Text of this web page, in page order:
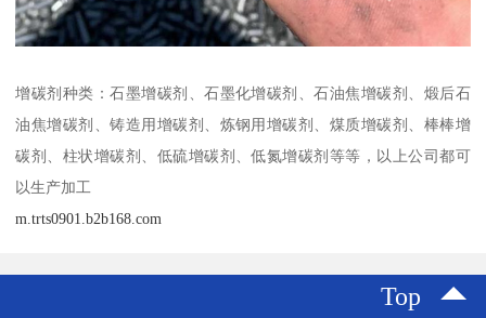
增碳剂种类：石墨增碳剂、石墨化增碳剂、石油焦增碳剂、煅后石
油焦增碳剂、铸造用增碳剂、炼钢用增碳剂、煤质增碳剂、棒棒增
碳剂、柱状增碳剂、低硫增碳剂、低氮增碳剂等等，以上公司都可
以生产加工
m.trts0901.b2b168.com
Top